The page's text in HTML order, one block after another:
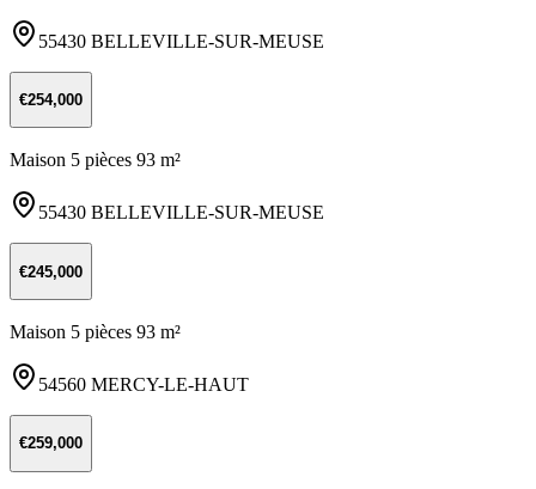
55430 BELLEVILLE-SUR-MEUSE
€254,000
Maison 5 pièces 93 m²
55430 BELLEVILLE-SUR-MEUSE
€245,000
Maison 5 pièces 93 m²
54560 MERCY-LE-HAUT
€259,000